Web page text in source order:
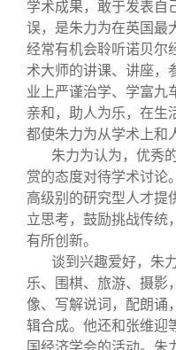
学术成果，敢于发表自
误，是朱力为在英国最
经常有机会聆听诺贝尔
术大师的讲课、讲座，
业上严谨治学、学富九
亲和，助人为乐，在生
都使朱力为从学术上和
朱力为认为，优秀
赏的态度对待学术讨论
高级别的研究型人才提
立思考，鼓励挑战传统
有所创新。
谈到兴趣爱好，朱
乐、围棋、旅游、摄影
像、写解说词，配朗诵
辑合成。他还和张维迎
国经济学会的活动。朱